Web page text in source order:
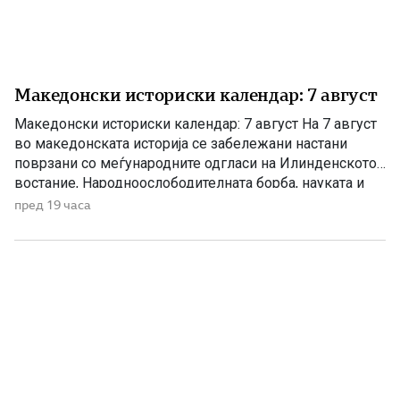
Македонски историски календар: 7 август
Македонски историски календар: 7 август На 7 август
во македонската историја се забележани настани
поврзани со меѓународните одгласи на Илинденското
востание, Народноослободителната борба, науката и
современата македонска уметност. 1903 – Европскиот
1903 година европската јавност ги добила првите
пред 19 часа